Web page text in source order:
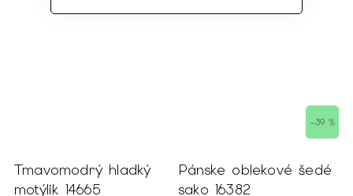
Tmavomodrý hladký
motýlik 14665
–39 %
Pánske oblekové šedé
sako 16382